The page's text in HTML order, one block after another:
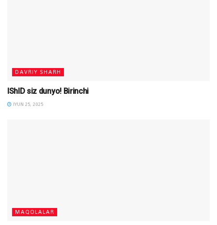
DAVRIY SHARH
IShID siz dunyo! Birinchi
IYUN 25, 2025
MAQOLALAR